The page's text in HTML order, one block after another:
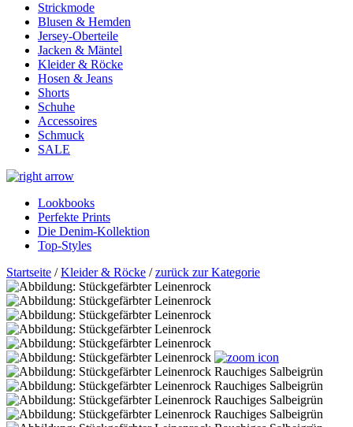
Strickmode
Blusen & Hemden
Jersey-Oberteile
Jacken & Mäntel
Kleider & Röcke
Hosen & Jeans
Shorts
Schuhe
Accessoires
Schmuck
SALE
Lookbooks
Perfekte Prints
Die Denim-Kollektion
Top-Styles
Startseite /Kleider & Röcke /zurück zur Kategorie